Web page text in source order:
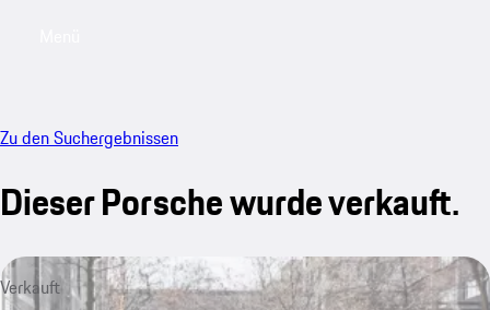
Zu den Suchergebnissen
Dieser Porsche wurde verkauft.
Verkauft